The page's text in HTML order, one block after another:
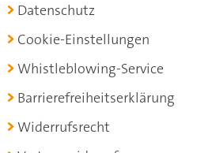
Datenschutz
Cookie-Einstellungen
Whistleblowing-Service
Barrierefreiheitserklärung
Widerrufsrecht